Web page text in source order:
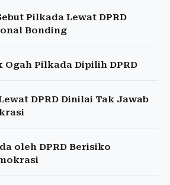
Pilkada Lewat DPRD
Bonding
Ogah Pilkada Dipilih DPRD
DPRD Dinilai Tak Jawab
oleh DPRD Berisiko